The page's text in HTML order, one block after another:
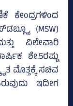
ಕೇಂದ್ರಗಳಿಂದ
(MSW)
ವಿಲೇವಾರಿ
ಶೇ.5ರಷ್ಟು
ಮೊತ್ತಕ್ಕೆ ಸಚಿವ
ಇದೀಗ